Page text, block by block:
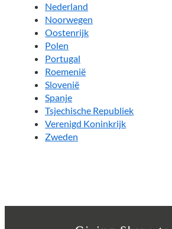
Nederland
Noorwegen
Oostenrijk
Polen
Portugal
Roemenië
Slovenië
Spanje
Tsjechische Republiek
Verenigd Koninkrijk
Zweden